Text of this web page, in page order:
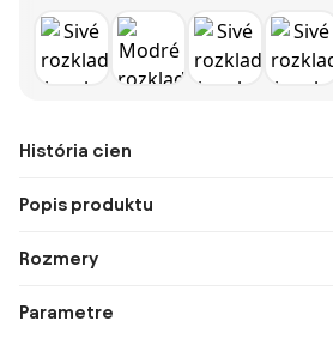
História cien
Popis produktu
Rozmery
Parametre